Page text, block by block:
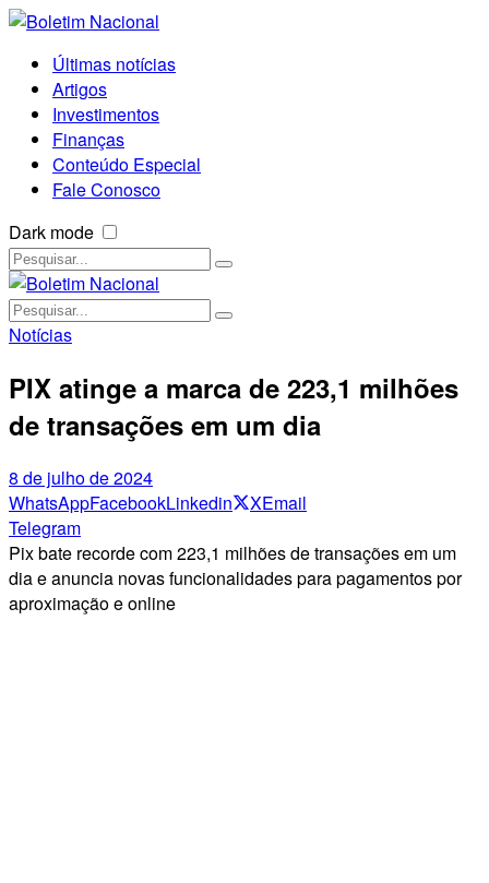
Últimas notícias
Artigos
Investimentos
Finanças
Conteúdo Especial
Fale Conosco
Dark mode
Notícias
PIX atinge a marca de 223,1 milhões
de transações em um dia
8 de julho de 2024
WhatsAppFacebookLinkedin XEmail
Telegram
Pix bate recorde com 223,1 milhões de transações em um
dia e anuncia novas funcionalidades para pagamentos por
aproximação e online